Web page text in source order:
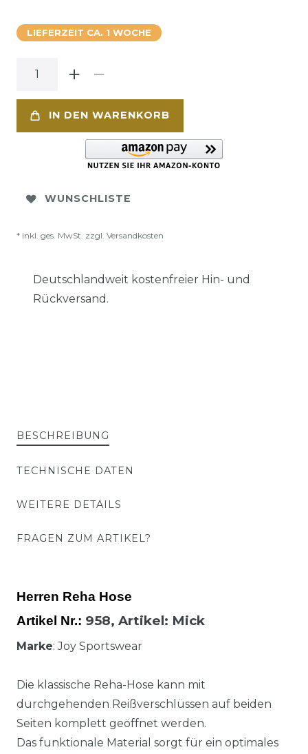
LIEFERZEIT CA. 1 WOCHE
IN DEN WARENKORB
WUNSCHLISTE
* inkl. ges. MwSt. zzgl. Versandkosten
Deutschlandweit kostenfreier Hin- und
Rückversand.
BESCHREIBUNG
TECHNISCHE DATEN
WEITERE DETAILS
FRAGEN ZUM ARTIKEL?
Herren Reha Hose
Artikel Nr.: 958, Artikel: Mick
Marke: Joy Sportswear
Die klassische Reha-Hose kann mit
durchgehenden Reißverschlüssen auf beiden
Seiten komplett geöffnet werden.
Das funktionale Material sorgt für ein optimales